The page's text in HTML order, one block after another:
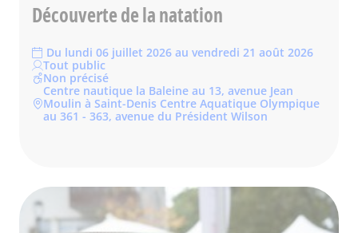
Découverte de la natation
Du lundi 06 juillet 2026 au vendredi 21 août 2026
Tout public
Non précisé
Centre nautique la Baleine au 13, avenue Jean
Moulin à Saint-Denis Centre Aquatique Olympique
au 361 - 363, avenue du Président Wilson